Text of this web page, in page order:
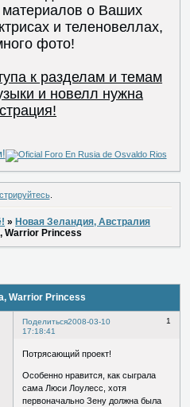
материалов о Ваших
и теленовеллах,
фото!
к разделам и темам
и новелл нужна
.
»Новая Зеландия, Австралия
Warrior Princess
Warrior Princess
Поделиться 1
2008-03-10
17:18:41
Потрясающий проект!
Особенно нравится, как сыграла
сама Люси Лоулесс, хотя
первоначально Зену должна была